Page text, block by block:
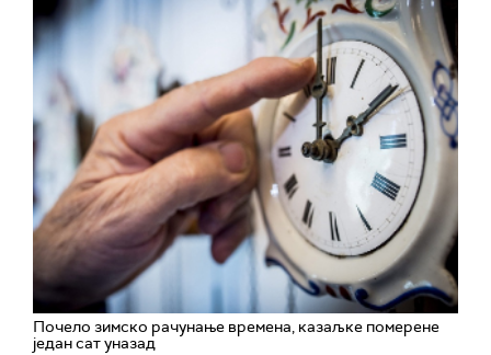
Почело зимско рачунање времена, казаљке померене
један сат уназад